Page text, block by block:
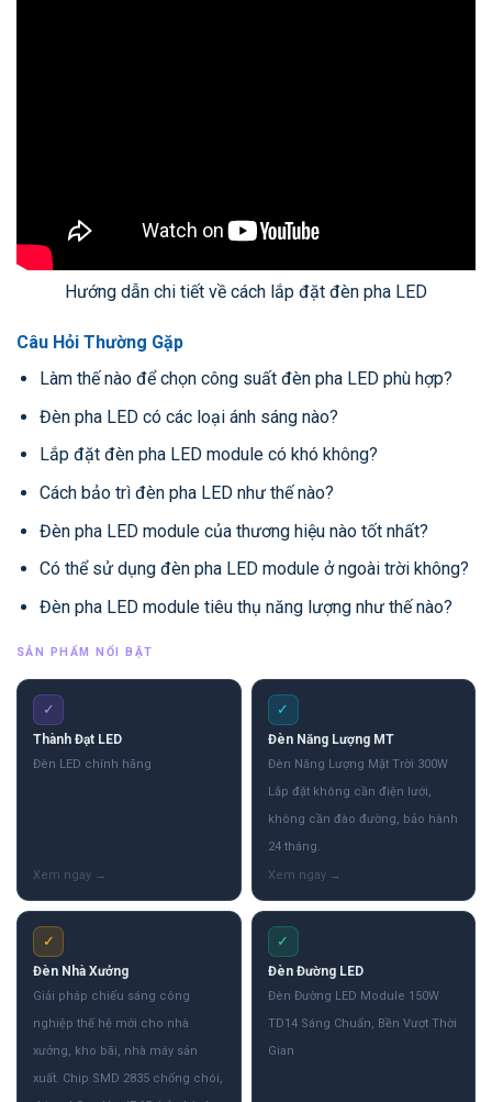
Hướng dẫn chi tiết về cách lắp đặt đèn pha LED
Câu Hỏi Thường Gặp
Làm thế nào để chọn công suất đèn pha LED phù hợp?
Đèn pha LED có các loại ánh sáng nào?
Lắp đặt đèn pha LED module có khó không?
Cách bảo trì đèn pha LED như thế nào?
Đèn pha LED module của thương hiệu nào tốt nhất?
Có thể sử dụng đèn pha LED module ở ngoài trời không?
Đèn pha LED module tiêu thụ năng lượng như thế nào?
SẢN PHẨM NỔI BẬT
✓
Thành Đạt LED
Đèn LED chính hãng
✓
Đèn Năng Lượng MT
Đèn Năng Lượng Mặt Trời 300W
Lắp đặt không cần điện lưới,
không cần đào đường, bảo hành
24 tháng.
✓
Đèn Nhà Xưởng
Giải pháp chiếu sáng công
nghiệp thế hệ mới cho nhà
xưởng, kho bãi, nhà máy sản
xuất. Chip SMD 2835 chống chói,
✓
Đèn Đường LED
Đèn Đường LED Module 150W
TD14 Sáng Chuẩn, Bền Vượt Thời
Gian